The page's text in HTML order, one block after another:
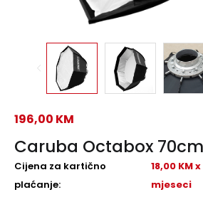
Caruba Octabox
196,00 KM
Cijena za kartično
plaćanje:
18,00 KM x
mjeseci